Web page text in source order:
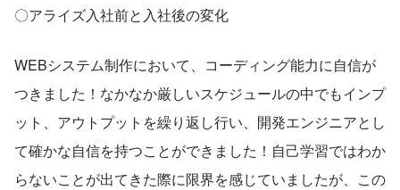
〇アライズ入社前と入社後の変化
WEBシステム制作において、コーディング能力に自信が
つきました！なかなか厳しいスケジュールの中でもインプ
ット、アウトプットを繰り返し行い、開発エンジニアとし
て確かな自信を持つことができました！自己学習ではわか
らないことが出てきた際に限界を感じていましたが、この